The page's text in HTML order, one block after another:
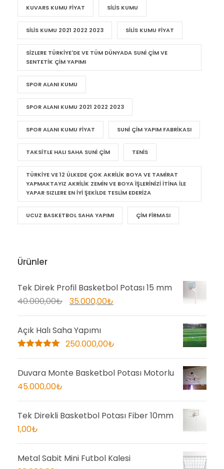
KUVARS KUMU FIYAT SILIS KUMU
SILIS KUMU 2021 2022 2023 SILIS KUMU FIYAT
SIZLERE TÜRKIYE'DE VE TÜM DÜNYADA SUNI ÇIM VE
SENTETIK ÇIM YAPIMI
SPOR ALANI KUMU
SPOR ALANI KUMU 2021 2022 2023
SPOR ALANI KUMU FIYAT SUNI ÇIM YAPIM FABRIKASI
TAKSITLE HALI SAHA SUNI ÇIM TENIS
TÜRKIYE VE 12 ÜLKEDE ÇOK AKRILIK BOYA VE TAMIRAT
YAPMAKTAYIZ AKRILIK ZEMIN VE BOYA IŞLERINIZI ITINA ILE
YAPAR SIZLERE EN IYI ŞEKILDE TESLIM EDERIZA
UCUZ BASKETBOL SAHA YAPIMI ÇIM FIRMASI
Ürünler
Tek Direk Profil Basketbol Potası 15 mm
40.000,00₺
O
r
i
j
n
t
35.000,00₺
u
n
a
t
Açık Halı Saha Yapımı
250.000,00₺
Duvara Monte Basketbol Potası Motorlu
45.000,00₺
Tek Direkli Basketbol Potası Fiber 10mm
1,00₺
Metal Sabit Mini Futbol Kalesi